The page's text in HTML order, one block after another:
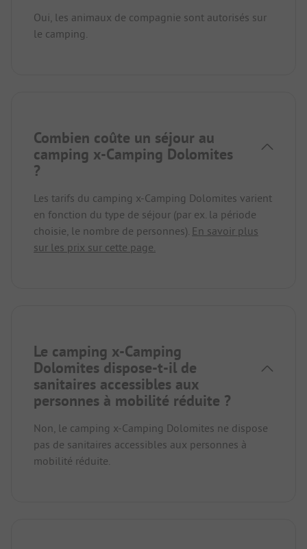
Oui, les animaux de compagnie sont autorisés sur
le camping.
Combien coûte un séjour au
camping x-Camping Dolomites
?
Les tarifs du camping x-Camping Dolomites varient
en fonction du type de séjour (par ex. la période
choisie, le nombre de personnes). En savoir plus
sur les prix sur cette page.
Le camping x-Camping
Dolomites dispose-t-il de
sanitaires accessibles aux
personnes à mobilité réduite ?
Non, le camping x-Camping Dolomites ne dispose
pas de sanitaires accessibles aux personnes à
mobilité réduite.